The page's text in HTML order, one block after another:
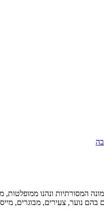
המימונה המסורתיות ונהנו
נוער, צעירים, מבוגרים,